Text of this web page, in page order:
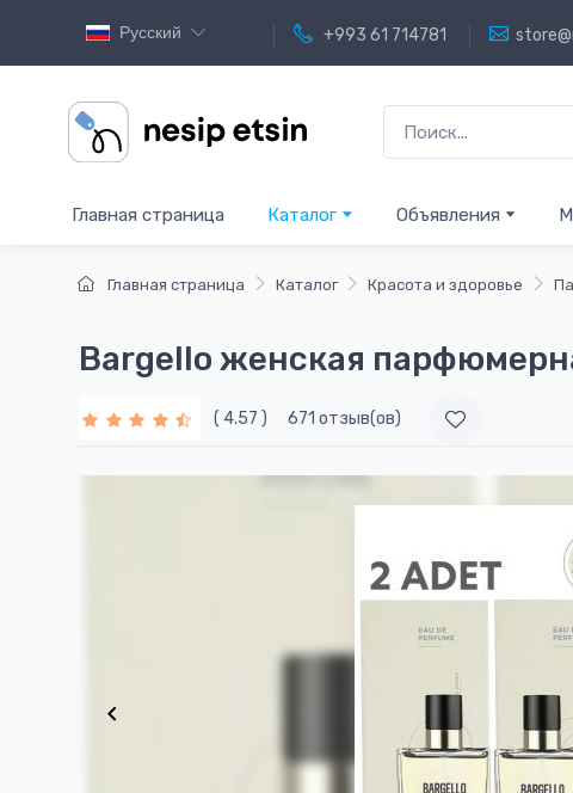
Русский +993 61 714781
Главная страница Каталог Объявления
Главная страница Каталог Красота и здоровье
Bargello женская
( 4.57 ) 671 отзыв(ов)